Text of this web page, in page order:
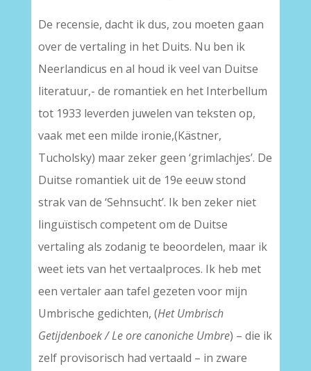
De recensie, dacht ik dus, zou moeten gaan
over de vertaling in het Duits. Nu ben ik
Neerlandicus en al houd ik veel van Duitse
literatuur,- de romantiek en het Interbellum
tot 1933 leverden juwelen van teksten op,
vaak met een milde ironie,(Kästner,
Tucholsky) maar zeker geen ‘grimlachjes’. De
Duitse romantiek uit de 19e eeuw stond
strak van de ‘Sehnsucht’. Ik ben zeker niet
linguïstisch competent om de Duitse
vertaling als zodanig te beoordelen, maar ik
weet iets van het vertaalproces. Ik heb met
een vertaler aan tafel gezeten voor mijn
Umbrische gedichten, (Het Umbrisch
Getijdenboek / Le ore canoniche Umbre) – die ik
zelf provisorisch had vertaald – in zware